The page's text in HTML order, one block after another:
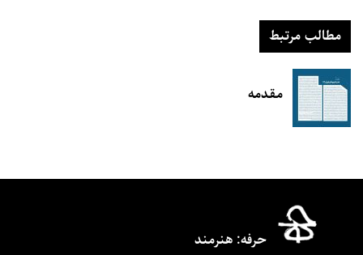
مطالب مرتبط
مقدمه
حرفه‌: هنرمند